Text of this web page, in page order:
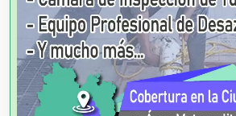
Aire Acondicionado
Alarmas